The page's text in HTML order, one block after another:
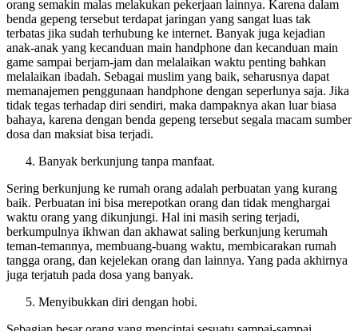
masing-masing. Fitur-fitur lengkap dalam smartphone membuat
orang semakin malas melakukan pekerjaan lainnya. Karena dalam
benda gepeng tersebut terdapat jaringan yang sangat luas tak
terbatas jika sudah terhubung ke internet. Banyak juga kejadian
anak-anak yang kecanduan main handphone dan kecanduan main
game sampai berjam-jam dan melalaikan waktu penting bahkan
melalaikan ibadah. Sebagai muslim yang baik, seharusnya dapat
memanajemen penggunaan handphone dengan seperlunya saja. Jika
tidak tegas terhadap diri sendiri, maka dampaknya akan luar biasa
bahaya, karena dengan benda gepeng tersebut segala macam sumber
Sering berkunjung ke rumah orang adalah perbuatan yang kurang
baik. Perbuatan ini bisa merepotkan orang dan tidak menghargai
waktu orang yang dikunjungi. Hal ini masih sering terjadi,
berkumpulnya ikhwan dan akhawat saling berkunjung kerumah
teman-temannya, membuang-buang waktu, membicarakan rumah
tangga orang, dan kejelekan orang dan lainnya. Yang pada akhirnya